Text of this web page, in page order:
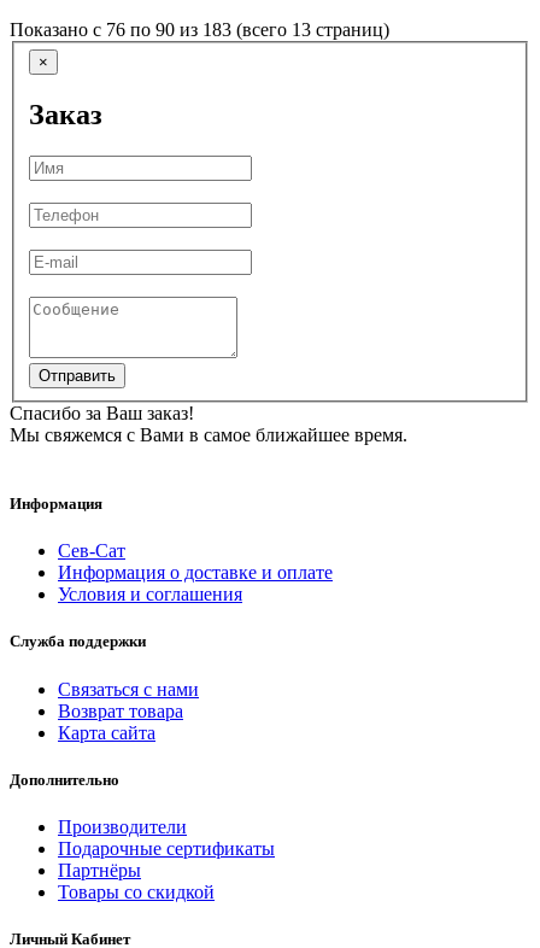
Показано с 76 по 90 из 183 (всего 13 страниц)
×
Заказ
Отправить
Спасибо за Ваш заказ!
Мы свяжемся с Вами в самое ближайшее время.
Информация
Сев-Сат
Информация о доставке и оплате
Условия и соглашения
Служба поддержки
Связаться с нами
Возврат товара
Карта сайта
Дополнительно
Производители
Подарочные сертификаты
Партнёры
Товары со скидкой
Личный Кабинет